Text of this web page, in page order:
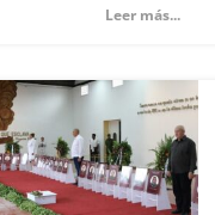
Leer más...